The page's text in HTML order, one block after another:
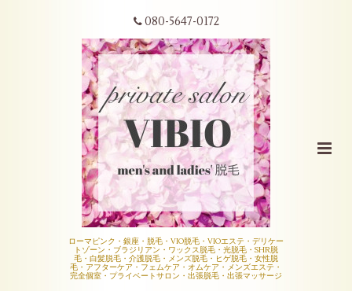
080-5647-0172
ローマピンク・銀座・脱毛・VIO脱毛・VIOエステ・デリケー
トゾーン・ブラジリアン・ワックス脱毛・光脱毛・SHR脱
毛・白髪脱毛・介護脱毛・メンズ脱毛・ヒゲ脱毛・女性脱
毛・アフターケア・フェムケア・オムケア・メンズエステ・
完全個室・プライベートサロン・出張脱毛・出張マッサージ